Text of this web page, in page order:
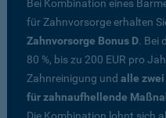
Bei Kombination eines
für Zahnvorsorge erhalten
Zahnvorsorge Bonus D. Bei
80 %, bis zu 200 EUR pro
Zahnreinigung und alle zwei
für zahnaufhellende